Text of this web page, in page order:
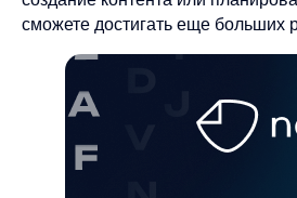
сможете достигать еще больших